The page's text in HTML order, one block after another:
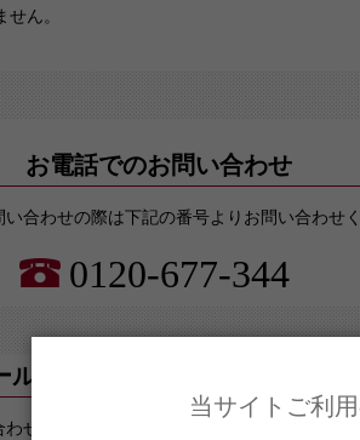
当サイトご利
ん。
った場合に生じる結果
、それに対応した当社のサービスをご提供で
・削除･利用停止の手続につい
お電話でのお問い合わせ
合わせの際は下記の番号よりお問い合わせく
0120-677-344
ルでのお問い合わせ/Contact Us
せの際は下記メールフォームよりお問い合わ